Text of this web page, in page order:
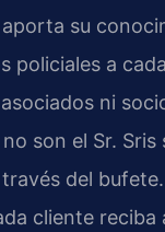
su
policiales a
ni
son el Sr. Sris
del
cliente reciba